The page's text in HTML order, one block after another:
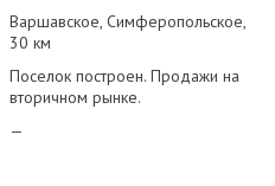
Варшавское Симферопольское
30 км
Поселок построен. Продажи на
вторичном рынке.
—